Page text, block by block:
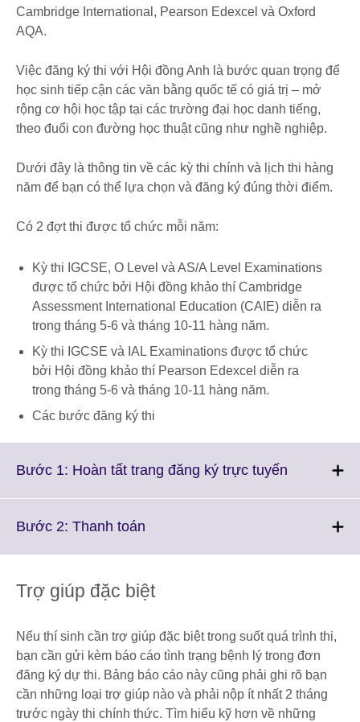
Cambridge International, Pearson Edexcel và Oxford
AQA.
Việc đăng ký thi với Hội đồng Anh là bước quan trọng để
học sinh tiếp cận các văn bằng quốc tế có giá trị – mở
rộng cơ hội học tập tại các trường đại học danh tiếng,
theo đuổi con đường học thuật cũng như nghề nghiệp.
Dưới đây là thông tin về các kỳ thi chính và lịch thi hàng
năm để bạn có thể lựa chọn và đăng ký đúng thời điểm.
Có 2 đợt thi được tổ chức mỗi năm:
Kỳ thi IGCSE, O Level và AS/A Level Examinations
được tổ chức bởi Hội đồng khảo thí Cambridge
Assessment International Education (CAIE) diễn ra
trong tháng 5-6 và tháng 10-11 hàng năm.
Kỳ thi IGCSE và IAL Examinations được tổ chức
bởi Hội đồng khảo thí Pearson Edexcel diễn ra
trong tháng 5-6 và tháng 10-11 hàng năm.
Các bước đăng ký thi
Bước 1: Hoàn tất trang đăng ký trực tuyến
Bước 2: Thanh toán
More
information
Trợ giúp đặc biệt
Nếu thí sinh cần trợ giúp đặc biệt trong suốt quá trình thi,
bạn cần gửi kèm báo cáo tình trạng bệnh lý trong đơn
đăng ký dự thi. Bảng báo cáo này cũng phải ghi rõ bạn
cần những loại trợ giúp nào và phải nộp ít nhất 2 tháng
trước ngày thi chính thức. Tìm hiểu kỹ hơn về những